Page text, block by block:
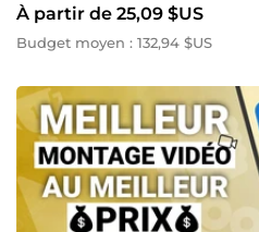
À partir de 25,09 $US
Budget moyen : 132,94 $US